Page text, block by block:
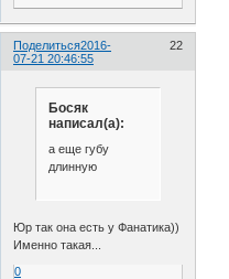
Поделиться 22
2016-
07-21 20:46:55
Босяк
написал(а):
а еще губу
длинную
Юр так она есть у Фанатика))
Именно такая...
0